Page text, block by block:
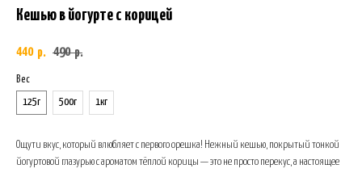
Кешью в йогурте с корицей
440 р. 490 р.
Вес
125г 500г 1кг
Ощути вкус, который влюбляет с первого орешка! Нежный кешью, покрытый тонкой
йогуртовой глазурью с ароматом тёплой корицы — это не просто перекус, а настоящее